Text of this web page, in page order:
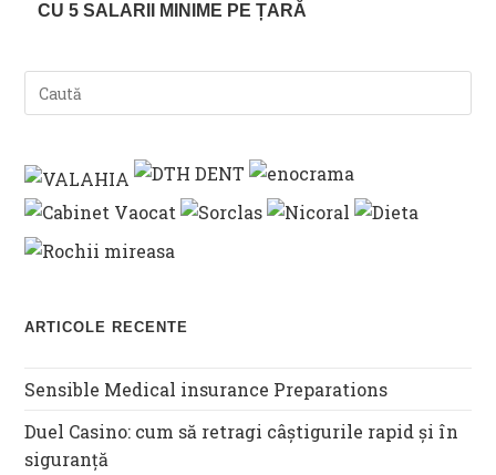
CU 5 SALARII MINIME PE ȚARĂ
ARTICOLE RECENTE
Sensible Medical insurance Preparations
Duel Casino: cum să retragi câștigurile rapid și în
siguranță